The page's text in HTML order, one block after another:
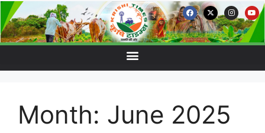
Month: June 2025